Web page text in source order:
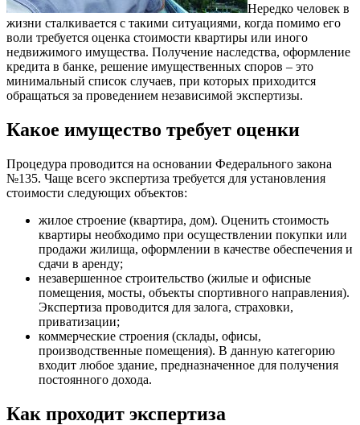
Нередко человек в
жизни сталкивается с такими ситуациями, когда помимо его
воли требуется оценка стоимости квартиры или иного
недвижимого имущества. Получение наследства, оформление
кредита в банке, решение имущественных споров – это
минимальный список случаев, при которых приходится
обращаться за проведением независимой экспертизы.
Какое имущество требует оценки
Процедура проводится на основании Федерального закона
№135. Чаще всего экспертиза требуется для установления
стоимости следующих объектов:
жилое строение (квартира, дом). Оценить стоимость
квартиры необходимо при осуществлении покупки или
продажи жилища, оформлении в качестве обеспечения и
сдачи в аренду;
незавершенное строительство (жилые и офисные
помещения, мосты, объекты спортивного направления).
Экспертиза проводится для залога, страховки,
приватизации;
коммерческие строения (склады, офисы,
производственные помещения). В данную категорию
входит любое здание, предназначенное для получения
постоянного дохода.
Как проходит экспертиза